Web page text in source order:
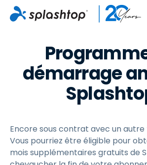
démarrage
Encore sous contrat avec un autre
Vous pourriez être éligible pour
mois supplémentaires gratuits de